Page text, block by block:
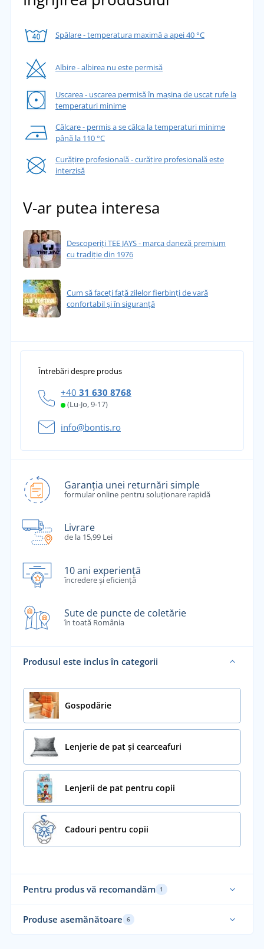
Spălare - temperatura maximă a apei 40 °C
Albire - albirea nu este permisă
Uscarea - uscarea permisă în mașina de uscat rufe la
temperaturi minime
Călcare - permis a se călca la temperaturi minime
până la 110 °C
Curățire profesională - curățire profesională este
interzisă
V-ar putea interesa
Descoperiți TEE JAYS - marca daneză premium
cu tradiție din 1976
Cum să faceți față zilelor fierbinți de vară
confortabil și în siguranță
Întrebări despre produs
+40 31 630 8768
(Lu-Jo, 9-17)
info@bontis.ro
Garanția unei returnări simple
formular online pentru soluționare rapidă
Livrare
de la 15,99 Lei
10 ani experiență
încredere și eficiență
Sute de puncte de coletărie
în toată România
Produsul este inclus în categorii
Gospodărie
Lenjerie de pat și cearceafuri
Lenjerii de pat pentru copii
Cadouri pentru copii
Pentru produs vă recomandăm 1
Produse asemănătoare 6